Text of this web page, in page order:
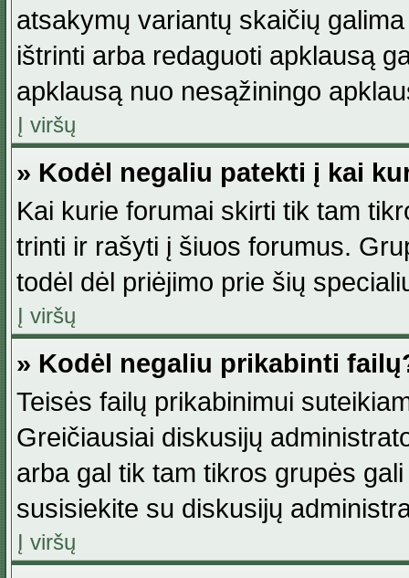
atsakymų variantų skaičių
ištrinti arba redaguoti apklausą
apklausą nuo nesąžiningo
Į viršų
» Kodėl negaliu patekti į kai
Kai kurie forumai skirti tik tam
trinti ir rašyti į šiuos forumus.
todėl dėl priėjimo prie šių
Į viršų
» Kodėl negaliu prikabinti
Teisės failų prikabinimui
Greičiausiai diskusijų
arba gal tik tam tikros grupės
susisiekite su diskusijų
Į viršų